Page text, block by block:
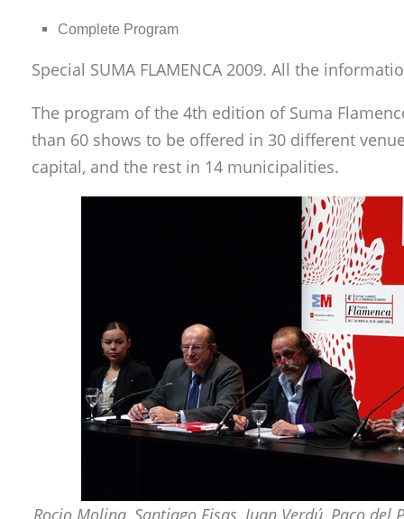
Complete Program
Special SUMA FLAMENCA 2009. All the
The program of the 4th edition of Suma
than 60 shows to be offered in 30 different
capital, and the rest in 14 municipalities.
Rocio Molina, Santiago Fisas, Juan Verdú, Paco del